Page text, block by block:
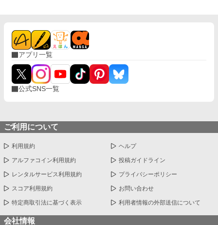
アプリ一覧
公式SNS一覧
ご利用について
利用規約 ヘルプ
アルファコイン利用規約 投稿ガイドライン
レンタルサービス利用規約 プライバシーポリシー
スコア利用規約 お問い合わせ
特定商取引法に基づく表示 利用者情報の外部送信について
会社情報